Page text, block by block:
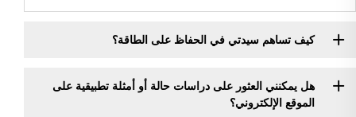
كيف تساهم سيدتي في الحفاظ على الطاقة؟
هل يمكنني العثور على دراسات حالة أو أمثلة تطبيقية على
الموقع الإلكتروني؟